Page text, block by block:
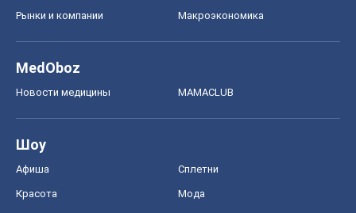
Рынки и компании Mакроэкономика
MedOboz
Новости медицины MAMACLUB
Шоу
Афиша Сплетни
Красота Мода